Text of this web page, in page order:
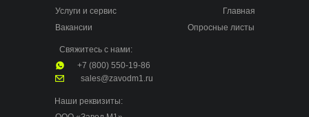
Вакансии
Услуги и сервис
Опросные листы
Главная
Свяжитесь с нами:
Наши реквизиты:
sales@zavodm1.ru
+7 (800) 550-19-86